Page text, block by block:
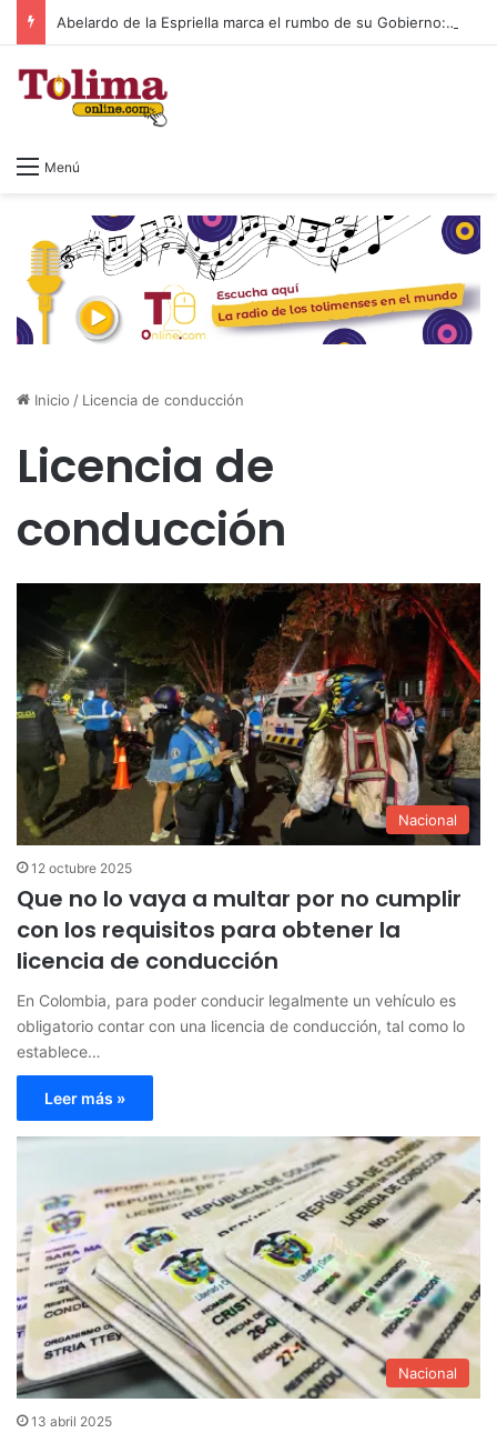
Abelardo de la Espriella marca el rumbo de su Gobierno: seguridad, austeridad, energía y lucha contra la corrupción
Menú
Inicio / Licencia de conducción
Licencia de
conducción
Nacional
12 octubre 2025
Que no lo vaya a multar por no cumplir
con los requisitos para obtener la
licencia de conducción
En Colombia, para poder conducir legalmente un vehículo es
obligatorio contar con una licencia de conducción, tal como lo
establece…
Leer más »
Nacional
13 abril 2025